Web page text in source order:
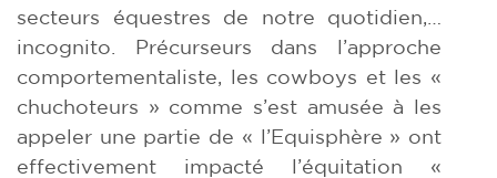
secteurs équestres de notre quotidien,…
incognito. Précurseurs dans l’approche
comportementaliste, les cowboys et les «
chuchoteurs » comme s’est amusée à les
appeler une partie de « l’Equisphère » ont
effectivement impacté l’équitation «